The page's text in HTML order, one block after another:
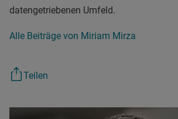
datengetriebenen Umfeld.
Alle Beiträge von Miriam Mirza
Teilen